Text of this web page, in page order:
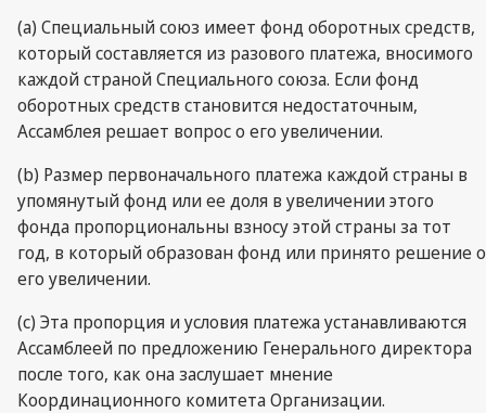
(а) Специальный союз имеет фонд оборотных средств,
который составляется из разового платежа, вносимого
каждой страной Специального союза. Если фонд
оборотных средств становится недостаточным,
Ассамблея решает вопрос о его увеличении.
(b) Размер первоначального платежа каждой страны в
упомянутый фонд или ее доля в увеличении этого
фонда пропорциональны взносу этой страны за тот
год, в который образован фонд или принято решение о
его увеличении.
(с) Эта пропорция и условия платежа устанавливаются
Ассамблеей по предложению Генерального директора
после того, как она заслушает мнение
Координационного комитета Организации.